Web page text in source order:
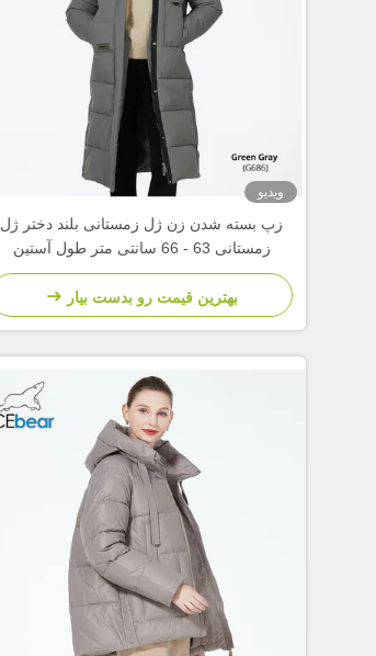
ویدیو
زپ بسته شدن زن ژل زمستانی بلند دختر ژل
زمستانی 63 - 66 سانتی متر طول آستین
بهترین قیمت رو بدست بیار